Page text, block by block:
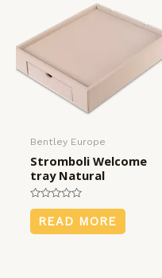
Bentley Europe
Stromboli Welcome
tray Natural
Rated
out
of
READ MORE